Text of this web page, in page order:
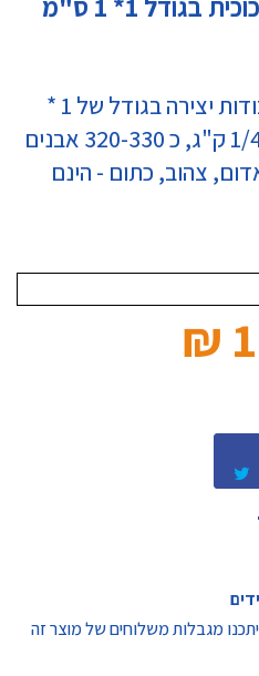
פסיפס זכוכית איכותי לעבודות יצירה בגודל של 1 *
צהוב, כתום - הינם
בחבילה של עד 15 ק"ג. יתכנו מגבלות משלוחים של מוצר זה